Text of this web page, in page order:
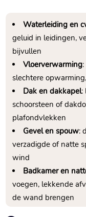
Waterleiding en
geluid in leidingen,
bijvullen
Vloerverwarming
slechtere
Dak en dakkapel:
schoorsteen of
plafondvlekken
Gevel en spouw:
verzadigde of natte
wind
Badkamer en
voegen, lekkende
de wand brengen